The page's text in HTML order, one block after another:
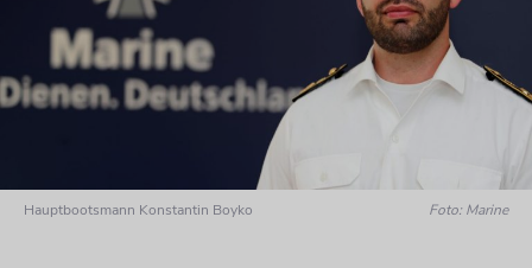
Hauptbootsmann Konstantin Boyko Foto: Marine